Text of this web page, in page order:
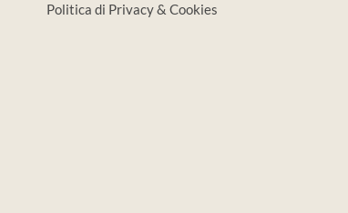
Politica di Privacy & Cookies